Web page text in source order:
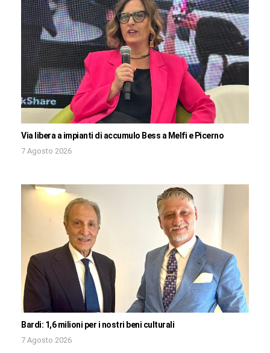
Via libera a impianti di accumulo Bess a Melfi e Picerno
7 Agosto 2026
Bardi: 1,6 milioni per i nostri beni culturali
7 Agosto 2026